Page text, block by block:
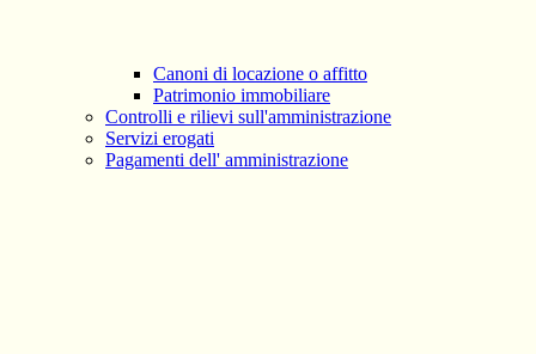
Canoni di locazione o affitto
Patrimonio immobiliare
Controlli e rilievi sull'amministrazione
Servizi erogati
Pagamenti dell' amministrazione